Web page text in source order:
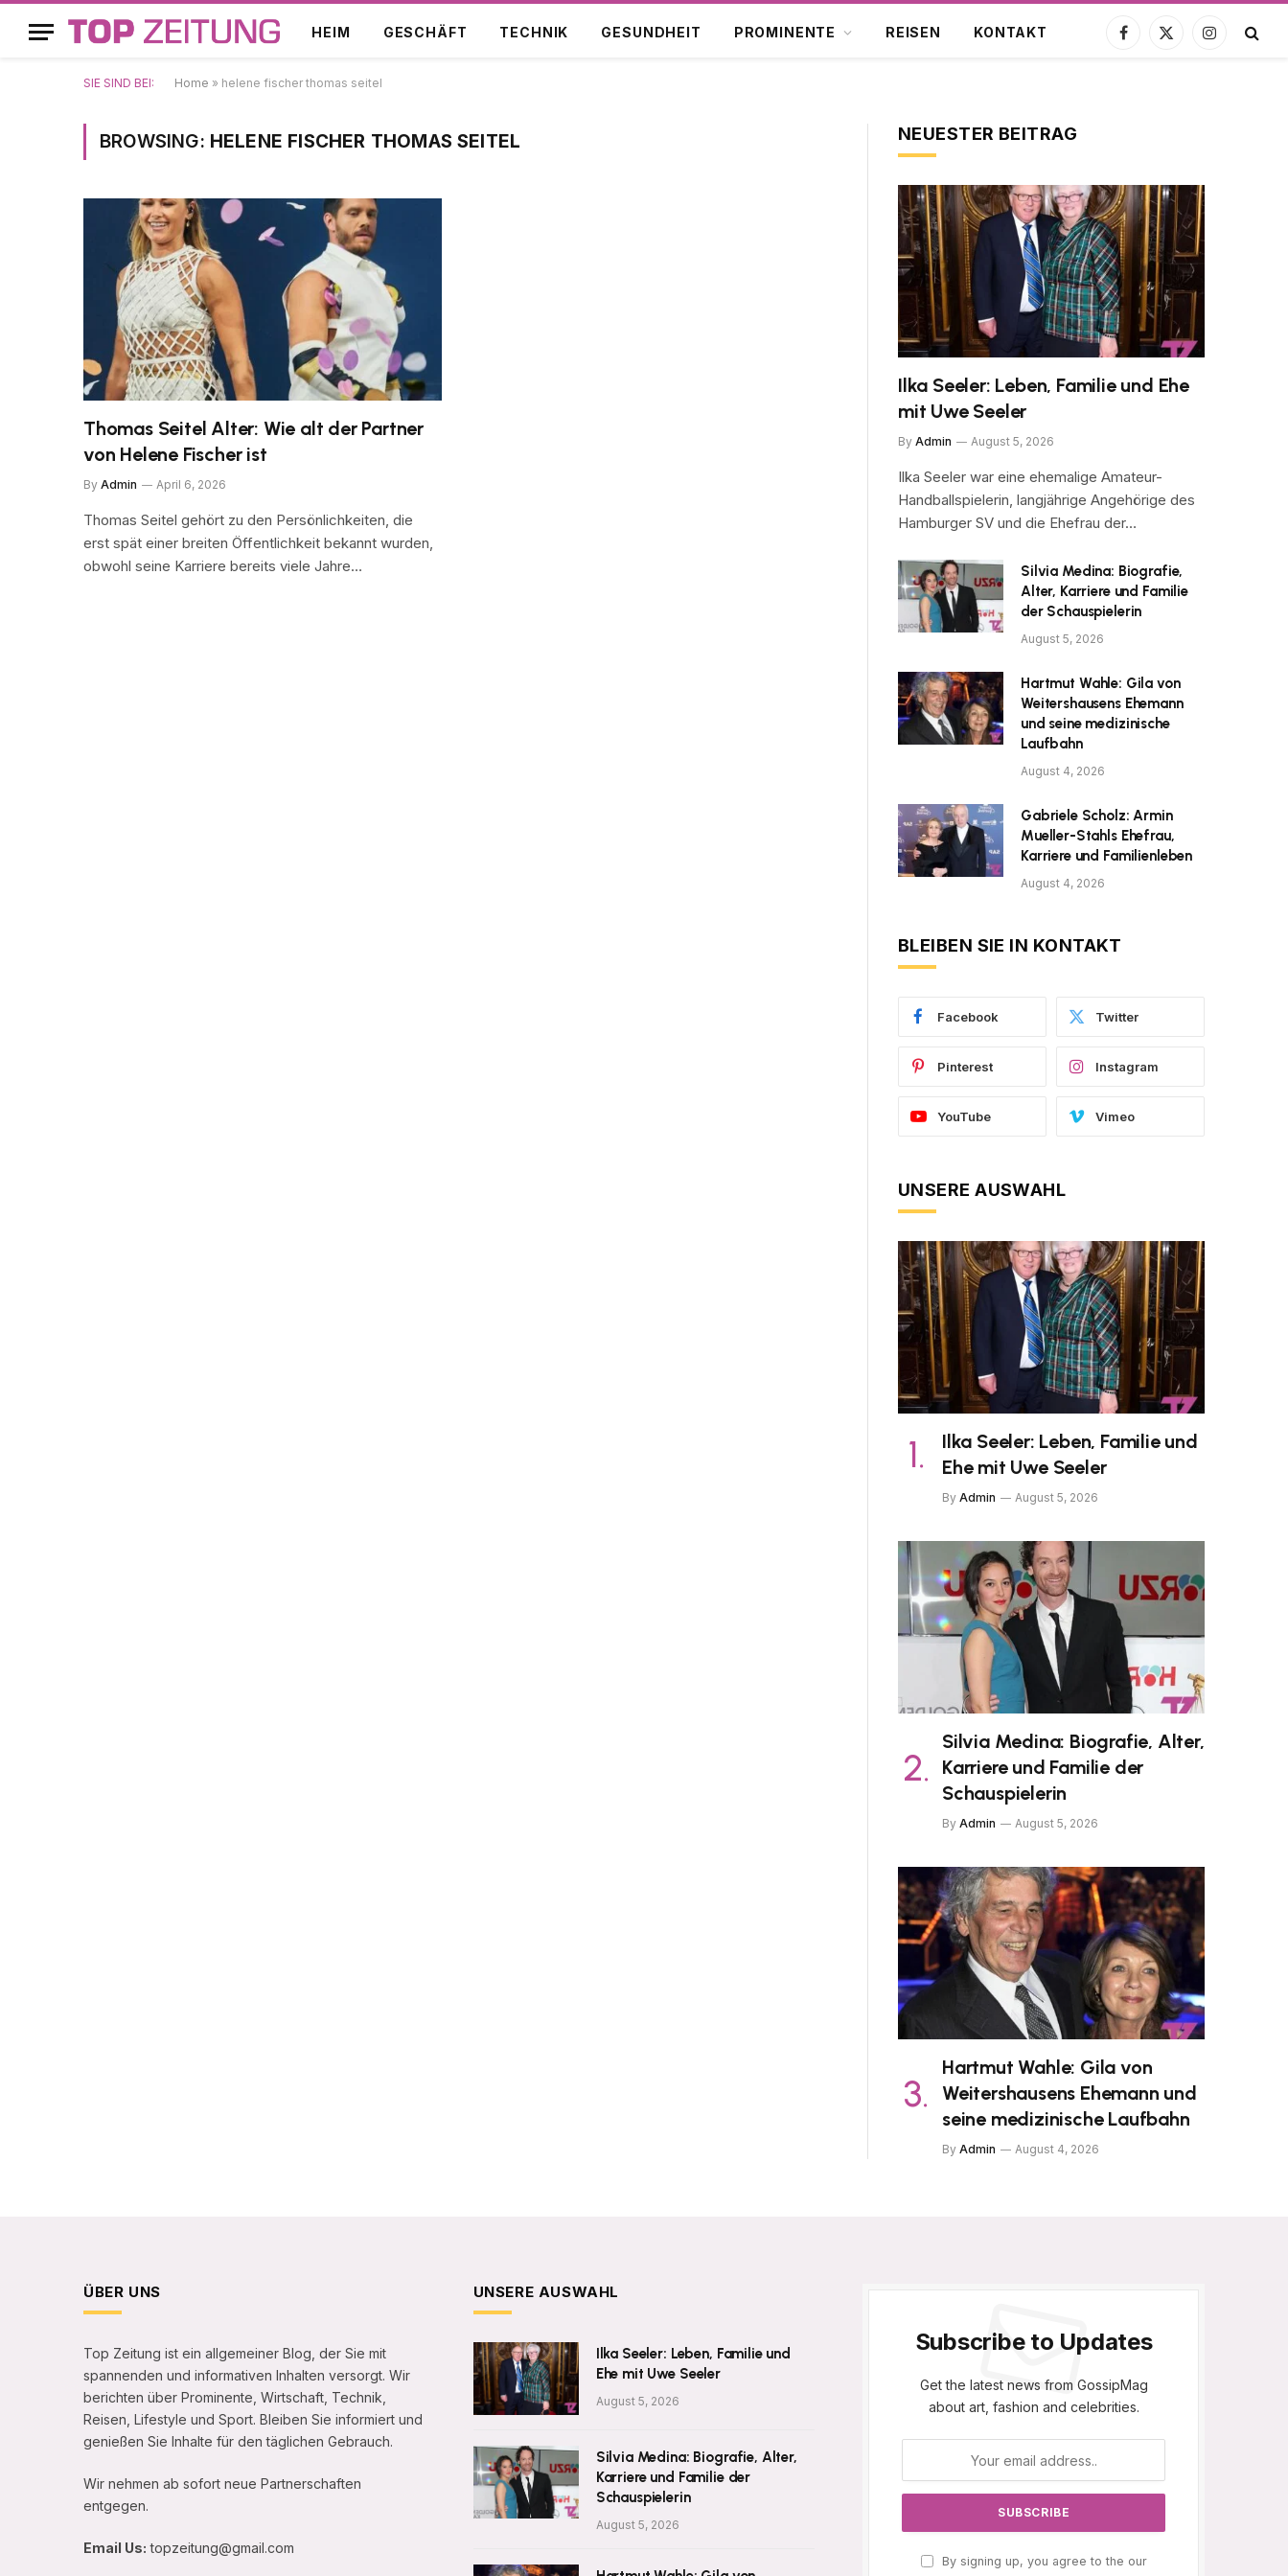
HEIM GESCHÄFT TECHNIK GESUNDHEIT PROMINENTE REISEN KONTAKT
Facebook
X
Instagram
SIE SIND BEI: Home » helene fischer thomas seitel
BROWSING: HELENE FISCHER THOMAS SEITEL
Thomas Seitel Alter: Wie alt der Partner
von Helene Fischer ist
By Admin April 6, 2026
Thomas Seitel gehört zu den Persönlichkeiten, die
erst spät einer breiten Öffentlichkeit bekannt wurden,
obwohl seine Karriere bereits viele Jahre…
NEUESTER BEITRAG
Ilka Seeler: Leben, Familie und Ehe
mit Uwe Seeler
By Admin August 5, 2026
Ilka Seeler war eine ehemalige Amateur-
Handballspielerin, langjährige Angehörige des
Hamburger SV und die Ehefrau der…
Silvia Medina: Biografie,
Alter, Karriere und Familie
der Schauspielerin
August 5, 2026
Hartmut Wahle: Gila von
Weitershausens Ehemann
und seine medizinische
Laufbahn
August 4, 2026
Gabriele Scholz: Armin
Mueller-Stahls Ehefrau,
Karriere und Familienleben
August 4, 2026
BLEIBEN SIE IN KONTAKT
Facebook Twitter
Pinterest Instagram
YouTube Vimeo
UNSERE AUSWAHL
Ilka Seeler: Leben, Familie und
Ehe mit Uwe Seeler
By Admin August 5, 2026
Silvia Medina: Biografie, Alter,
Karriere und Familie der
Schauspielerin
By Admin August 5, 2026
Hartmut Wahle: Gila von
Weitershausens Ehemann und
seine medizinische Laufbahn
By Admin August 4, 2026
ÜBER UNS
Top Zeitung ist ein allgemeiner Blog, der Sie mit
spannenden und informativen Inhalten versorgt. Wir
berichten über Prominente, Wirtschaft, Technik,
Reisen, Lifestyle und Sport. Bleiben Sie informiert und
genießen Sie Inhalte für den täglichen Gebrauch.
Wir nehmen ab sofort neue Partnerschaften
entgegen.
Email Us: topzeitung@gmail.com
UNSERE AUSWAHL
Ilka Seeler: Leben, Familie und
Ehe mit Uwe Seeler
August 5, 2026
Silvia Medina: Biografie, Alter,
Karriere und Familie der
Schauspielerin
August 5, 2026
Subscribe to Updates
Get the latest news from GossipMag
about art, fashion and celebrities.
By signing up, you agree to the our